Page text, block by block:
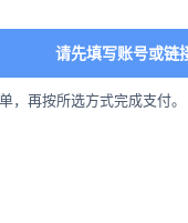
请先填写账号或链
，再按所选方式完成支付。